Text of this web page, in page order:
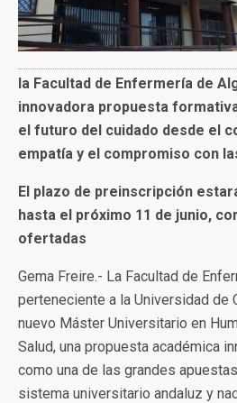
la Facultad de Enfermería de
innovadora propuesta
el futuro del cuidado desde el
empatía y el compromiso con
El plazo de preinscripción
hasta el próximo 11 de junio,
ofertadas
Gema Freire.- La Facultad de
perteneciente a la Universidad de
nuevo Máster Universitario en
Salud, una propuesta académica
como una de las grandes
sistema universitario andaluz y